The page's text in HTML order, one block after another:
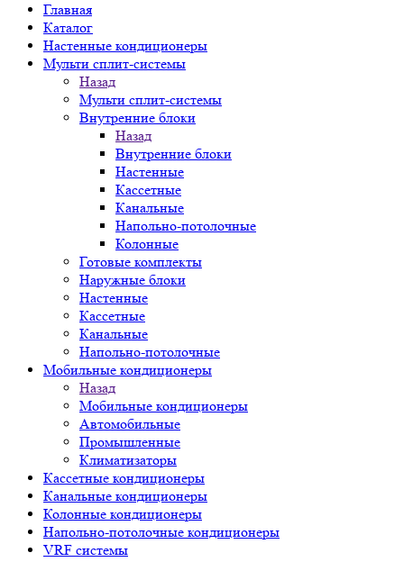
Главная
Каталог
Настенные кондиционеры
Мульти сплит-системы
Назад
Мульти сплит-системы
Внутренние блоки
Назад
Внутренние блоки
Настенные
Кассетные
Канальные
Напольно-потолочные
Колонные
Готовые комплекты
Наружные блоки
Настенные
Кассетные
Канальные
Напольно-потолочные
Мобильные кондиционеры
Назад
Мобильные кондиционеры
Автомобильные
Промышленные
Климатизаторы
Кассетные кондиционеры
Канальные кондиционеры
Колонные кондиционеры
Напольно-потолочные кондиционеры
VRF системы